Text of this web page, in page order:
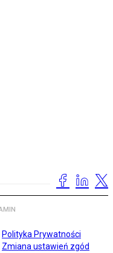
Polityka Prywatności
Zmiana ustawień zgód